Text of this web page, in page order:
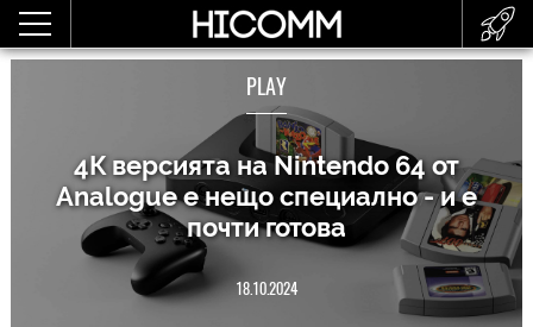
PLAY
4К версията на Nintendo 64 от
Analogue е нещо специално - и е
почти готова
18.10.2024